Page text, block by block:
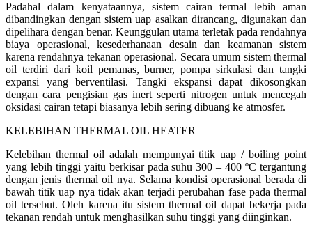
Padahal dalam kenyataannya, sistem cairan termal lebih aman
dibandingkan dengan sistem uap asalkan dirancang, digunakan dan
dipelihara dengan benar. Keunggulan utama terletak pada rendahnya
biaya operasional, kesederhanaan desain dan keamanan sistem
karena rendahnya tekanan operasional. Secara umum sistem thermal
oil terdiri dari koil pemanas, burner, pompa sirkulasi dan tangki
expansi yang berventilasi. Tangki ekspansi dapat dikosongkan
dengan cara pengisian gas inert seperti nitrogen untuk mencegah
oksidasi cairan tetapi biasanya lebih sering dibuang ke atmosfer.
KELEBIHAN THERMAL OIL HEATER
Kelebihan thermal oil adalah mempunyai titik uap / boiling point
yang lebih tinggi yaitu berkisar pada suhu 300 – 400 ºC tergantung
dengan jenis thermal oil nya. Selama kondisi operasional berada di
bawah titik uap nya tidak akan terjadi perubahan fase pada thermal
oil tersebut. Oleh karena itu sistem thermal oil dapat bekerja pada
tekanan rendah untuk menghasilkan suhu tinggi yang diinginkan.